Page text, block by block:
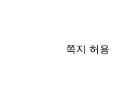
쪽지 허용